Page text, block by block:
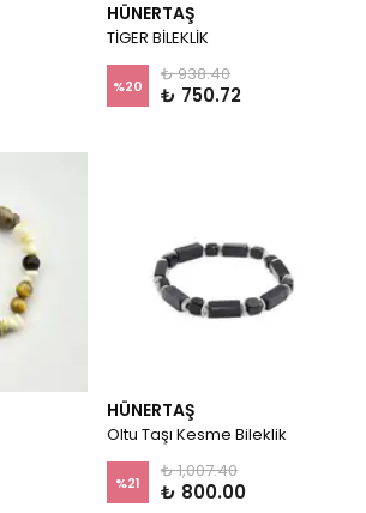
HÜNERTAŞ
TİGER BİLEKLİK
%20
₺ 938.40
₺ 750.72
HÜNERTAŞ
Oltu Taşı Kesme Bileklik
%21
₺ 1,007.40
₺ 800.00